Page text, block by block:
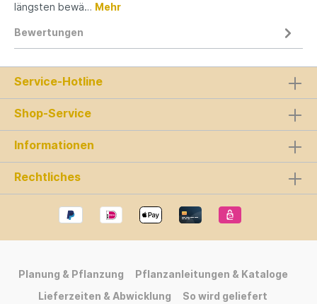
längsten bewä… Mehr
Bewertungen
Service-Hotline
Shop-Service
Informationen
Rechtliches
Planung & Pflanzung
Pflanzanleitungen & Kataloge
Lieferzeiten & Abwicklung
So wird geliefert